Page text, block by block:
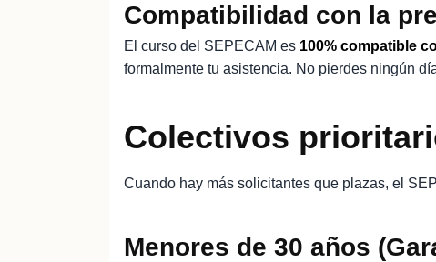
Compatibilidad con la
El curso del SEPECAM es 100% compatible
formalmente tu asistencia. No pierdes ningún
Colectivos
Cuando hay más solicitantes que plazas, el
Menores de 30 años